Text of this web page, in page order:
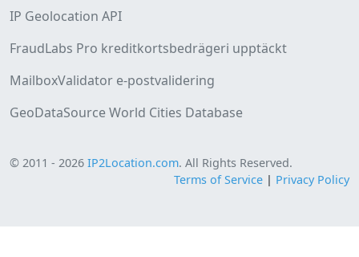
IP Geolocation API
FraudLabs Pro kreditkortsbedrägeri upptäckt
MailboxValidator e-postvalidering
GeoDataSource World Cities Database
© 2011 - 2026 IP2Location.com. All Rights Reserved.
Terms of Service | Privacy Policy